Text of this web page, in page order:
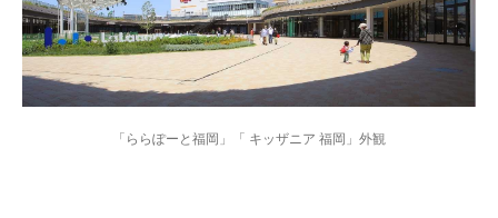
「ららぽーと福岡」「 キッザニア 福岡」外観